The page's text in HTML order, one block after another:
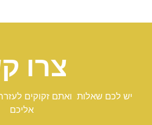
צרו
יש לכם שאלות ואתם זקוקים
אליכם